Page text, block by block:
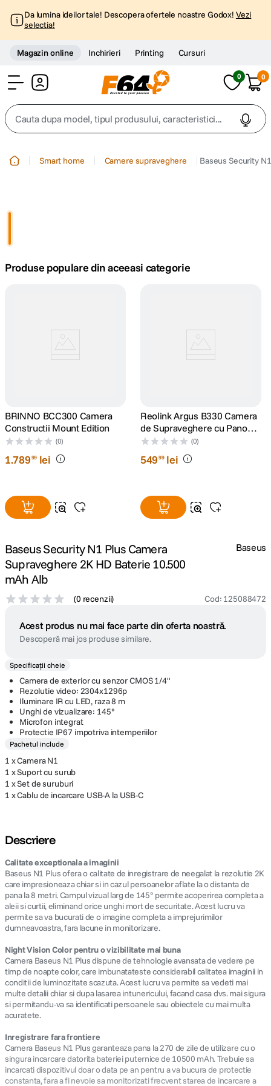
Da lumina ideilor tale! Descopera ofertele noastre Godox! Vezi
selectia!
Magazin online Inchirieri Printing Cursuri
0 0
Cauta dupa model, tipul produsului, caracteristici...
4. peak design
9. dji mic mini
10 . dji osmo pocket 4
Smart home Camere supraveghere Baseus Security
Produse populare din aceeasi categorie
BRINNO BCC300 Camera
Constructii Mount Edition
(0)
1.78999 lei
Reolink Argus B330 Camera
de Supraveghere cu Panou
Solar 4 MP si Inteligenta
Artificiala
(0)
54999 lei
Baseus Security N1 Plus Camera
Supraveghere 2K HD Baterie 10.500
mAh Alb
(0 recenzii) Cod: 125088472
Baseus
Acest produs nu mai face parte din oferta noastră.
Descoperă mai jos produse similare.
Specificații cheie
Camera de exterior cu senzor CMOS 1/4"
Rezolutie video: 2304x1296p
Iluminare IR cu LED, raza 8 m
Unghi de vizualizare: 145°
Microfon integrat
Protectie IP67 impotriva intemperiilor
Pachetul include
1 x Camera N1
1 x Suport cu surub
1 x Set de suruburi
1 x Cablu de incarcare USB-A la USB-C
Descriere
Calitate exceptionala a imaginii
Baseus N1 Plus ofera o calitate de inregistrare de neegalat la rezolutie 2K
care impresioneaza chiar si in cazul persoanelor aflate la o distanta de
pana la 8 metri. Campul vizual larg de 145° permite acoperirea completa a
aleii si curtii, eliminand orice unghi mort de securitate. Acest lucru va
permite sa va bucurati de o imagine completa a imprejurimilor
dumneavoastra, fara lacune in monitorizare.
Night Vision Color pentru o vizibilitate mai buna
Camera Baseus N1 Plus dispune de tehnologie avansata de vedere pe
timp de noapte color, care imbunatateste considerabil calitatea imaginii in
conditii de luminozitate scazuta. Acest lucru va permite sa vedeti mai
multe detalii chiar si dupa lasarea intunericului, facand casa dvs. mai sigura
si permitandu-va sa identificati persoanele sau obiectele cu mai multa
acuratete.
Inregistrare fara frontiere
Camera Baseus N1 Plus garanteaza pana la 270 de zile de utilizare cu o
singura incarcare datorita bateriei puternice de 10500 mAh. Trebuie sa
incarcati dispozitivul doar o data pe an pentru a va bucura de protectie
constanta, fara a fi nevoie sa monitorizati frecvent starea de incarcare a